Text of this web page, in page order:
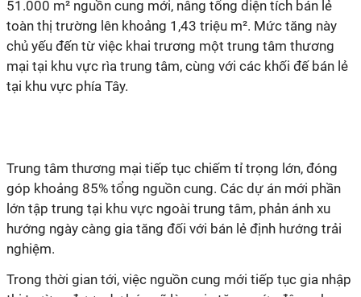
51.000 m² nguồn cung mới, nâng tổng diện tích bán lẻ
toàn thị trường lên khoảng 1,43 triệu m². Mức tăng này
chủ yếu đến từ việc khai trương một trung tâm thương
mại tại khu vực rìa trung tâm, cùng với các khối đế bán lẻ
tại khu vực phía Tây.
Trung tâm thương mại tiếp tục chiếm tỉ trọng lớn, đóng
góp khoảng 85% tổng nguồn cung. Các dự án mới phần
lớn tập trung tại khu vực ngoài trung tâm, phản ánh xu
hướng ngày càng gia tăng đối với bán lẻ định hướng trải
nghiệm.
Trong thời gian tới, việc nguồn cung mới tiếp tục gia nhập